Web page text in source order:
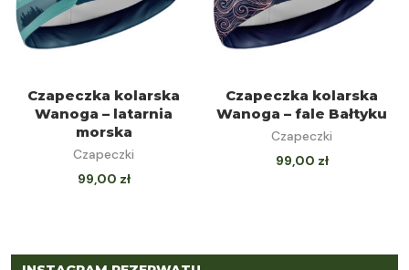
DOWIEDZ SIĘ
WIĘCEJ
Czapeczka kolarska
Wanoga – latarnia
morska
Czapeczki
99,00 zł
DOWIEDZ SIĘ
Czapeczka kolarska
Wanoga – fale Bałtyku
Czapeczki
99,00 zł